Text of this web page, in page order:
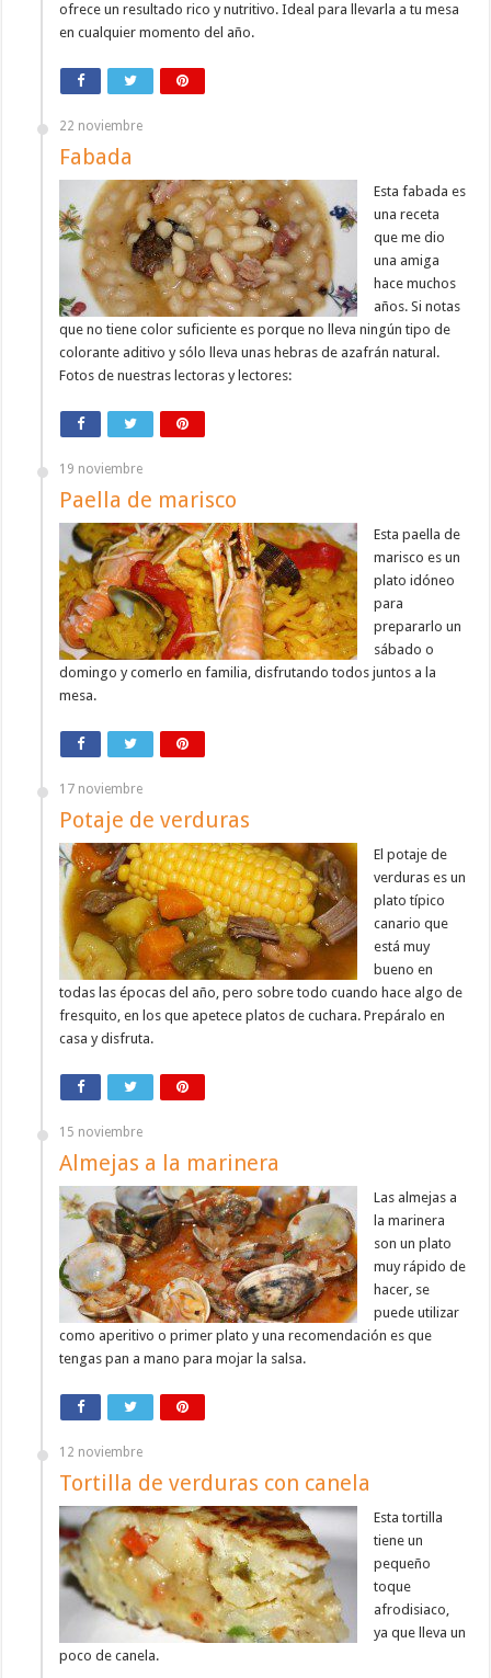
ofrece un resultado rico y nutritivo. Ideal para llevarla a tu mesa
en cualquier momento del año.
22 noviembre
Fabada
Esta fabada es
una receta
que me dio
una amiga
hace muchos
años. Si notas
que no tiene color suficiente es porque no lleva ningún tipo de
colorante aditivo y sólo lleva unas hebras de azafrán natural.
Fotos de nuestras lectoras y lectores:
19 noviembre
Paella de marisco
Esta paella de
marisco es un
plato idóneo
para
prepararlo un
sábado o
domingo y comerlo en familia, disfrutando todos juntos a la
mesa.
17 noviembre
Potaje de verduras
El potaje de
verduras es un
plato típico
canario que
está muy
bueno en
todas las épocas del año, pero sobre todo cuando hace algo de
fresquito, en los que apetece platos de cuchara. Prepáralo en
casa y disfruta.
15 noviembre
Almejas a la marinera
Las almejas a
la marinera
son un plato
muy rápido de
hacer, se
puede utilizar
como aperitivo o primer plato y una recomendación es que
tengas pan a mano para mojar la salsa.
12 noviembre
Tortilla de verduras con canela
Esta tortilla
tiene un
pequeño
toque
afrodisiaco,
ya que lleva un
poco de canela.